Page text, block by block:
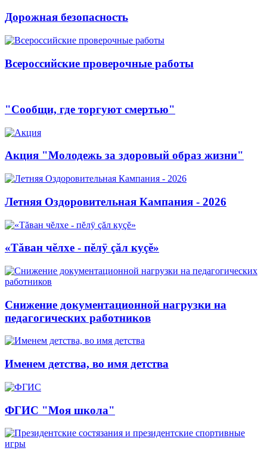
Дорожная безопасность
Всероссийские проверочные работы
"Сообщи, где торгуют смертью"
Акция "Молодежь за здоровый образ жизни"
Летняя Оздоровительная Кампания - 2026
«Тăван чĕлхе - пĕлÿ çăл куçĕ»
Снижение документационной нагрузки на
педагогических работников
Именем детства, во имя детства
ФГИС "Моя школа"